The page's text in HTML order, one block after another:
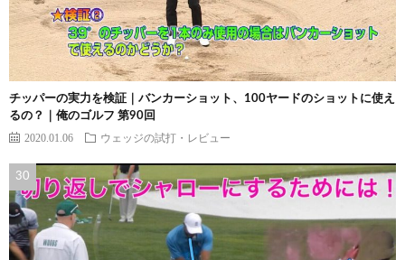
チッパーの実力を検証｜バンカーショット、100ヤードのショットに使え
るの？｜俺のゴルフ 第90回
2020.01.06 ウェッジの試打・レビュー